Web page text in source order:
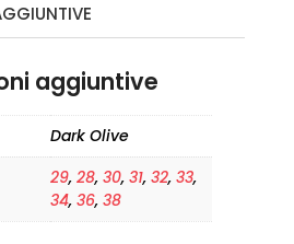
aggiuntive
Dark Olive
29, 28, 30, 31, 32, 33,
34, 36, 38